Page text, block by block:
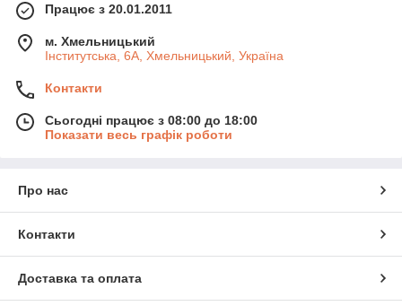
Працює з 20.01.2011
м. Хмельницький
Інститутська, 6А, Хмельницький, Україна
Контакти
Сьогодні працює з 08:00 до 18:00
Показати весь графік роботи
Про нас
Контакти
Доставка та оплата